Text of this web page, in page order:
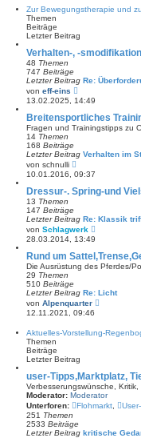
t
g
s
r
e
t
r
a
g
Zur Bewegungstherapie und
Themen
Beiträge
Letzter Beitrag
Verhalten-, -
48 Themen
747 Beiträge
Letzter Beitrag Re:
von eff-eins
e
u
e
s
t
B
i
r
13.02.2025, 14:49
Breitensportliches
Fragen und Trainingstipps zu
14 Themen
168 Beiträge
Letzter Beitrag Verhalten im
von schnulli
e
u
e
s
r
B
e
t
r
10.01.2016, 09:37
Dressur-. Spring-und
13 Themen
147 Beiträge
Letzter Beitrag Re: Klassik
von Schlagwerk
e
s
t
B
e
r
28.03.2014, 13:49
Rund um
Die Ausrüstung des Pferdes/
29 Themen
510 Beiträge
Letzter Beitrag Re: Licht
von Alpenquarter
s
e
i
t
r
12.11.2021, 09:46
Aktuelles-Vorstellung-
Themen
Beiträge
Letzter Beitrag
user-Tipps,Marktplatz,
Verbesserungswünsche,
Moderator: Moderator
Unterforen:
Flohmarkt
251 Themen
2533 Beiträge
Letzter Beitrag kritische